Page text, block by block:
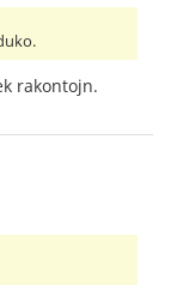
rakontojn.